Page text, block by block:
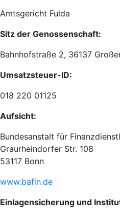
Amtsgericht Fulda
Sitz der Genossenschaft:
Bahnhofstraße 2, 36137
Umsatzsteuer-ID:
018 220 01125
Aufsicht:
Bundesanstalt für
Graurheindorfer Str. 108
53117 Bonn
www.bafin.de
Einlagensicherung und